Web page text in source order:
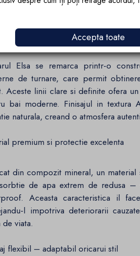
tehnic avansat si estetica
Elsa se remarca printr-o
de turnare, care permit
Aceste linii clare si definite ofera
bai moderne. Finisajul in textura
naturala, creand o atmosfera
premium si protectie excelenta
din compozit mineral, un
de apa extrem de redusa
Aceasta caracteristica il
l impotriva deteriorarii
de viata.
flexibil – adaptabil oricarui stil
Accepta toate